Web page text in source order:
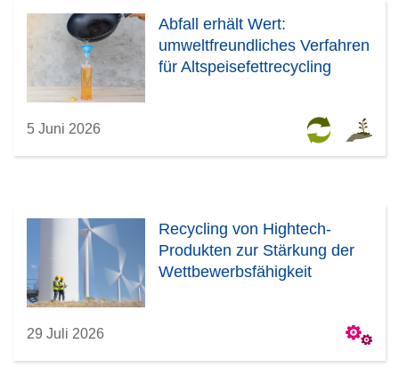
Abfall erhält Wert:
umweltfreundliches Verfahren
für Altspeisefettrecycling
5 Juni 2026
Recycling von Hightech-
Produkten zur Stärkung der
Wettbewerbsfähigkeit
29 Juli 2026